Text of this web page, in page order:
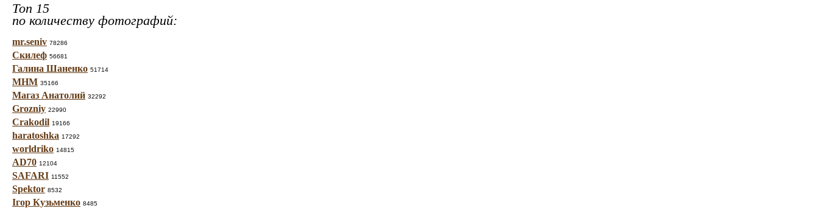
Топ 15
по количеству фотографий:
mr.seniv 78286
Скилеф 56681
Галина Шаненко 51714
МНМ 35166
Магаз Анатолий 32292
Grozniy 22990
Crakodil 19166
haratoshka 17292
worldriko 14815
AD70 12104
SAFARI 11552
Spektor 8532
Ігор Кузьменко 8485